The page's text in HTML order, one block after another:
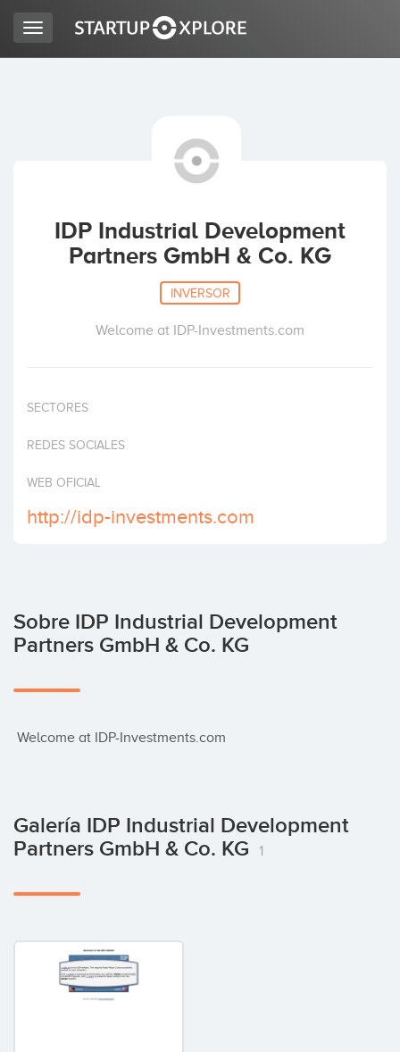
ACCESO
Toggle
navigation
IDP Industrial Development
Partners GmbH & Co. KG
INVERSOR
Welcome at IDP-Investments.com
SECTORES
REDES SOCIALES
WEB OFICIAL
http://idp-investments.com
Sobre IDP Industrial Development
Partners GmbH & Co. KG
Welcome at IDP-Investments.com
Galería IDP Industrial Development
Partners GmbH & Co. KG
1